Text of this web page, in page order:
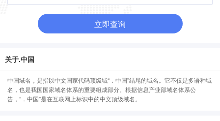
立即查询
关于.中国
中国域名，是指以中文国家代码顶级域“．中国”结尾的域名。它不仅是多语种域
名，也是我国国家域名体系的重要组成部分。根据信息产业部域名体系公
告，“．中国”是在互联网上标识中的中文顶级域名。